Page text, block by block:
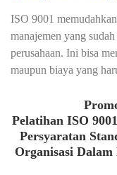
ISO 9001
manajemen yang
perusahaan. Ini bisa
maupun biaya yang
Pelatihan ISO
Persyaratan
Organisasi